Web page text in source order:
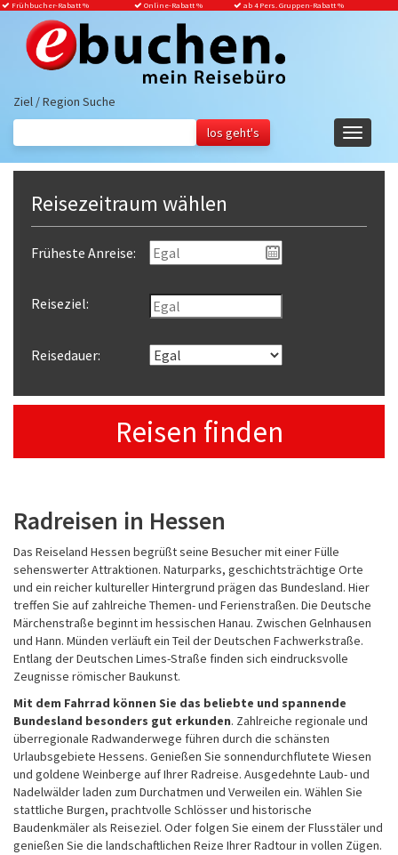
Frühbucher-Rabatt% Online-Rabatt % ab 4 Pers. Gruppen-Rabatt %
Ziel / Region Suche
Reisezeitraum wählen
Früheste Anreise:
Reiseziel:
Reisedauer:
Reisen finden
Radreisen in Hessen
Das Reiseland Hessen begrüßt seine Besucher mit einer Fülle
sehenswerter Attraktionen. Naturparks, geschichtsträchtige Orte
und ein reicher kultureller Hintergrund prägen das Bundesland. Hier
treffen Sie auf zahlreiche Themen- und Ferienstraßen. Die Deutsche
Märchenstraße beginnt im hessischen Hanau. Zwischen Gelnhausen
und Hann. Münden verläuft ein Teil der Deutschen Fachwerkstraße.
Entlang der Deutschen Limes-Straße finden sich eindrucksvolle
Zeugnisse römischer Baukunst.
Mit dem Fahrrad können Sie das beliebte und spannende
Bundesland besonders gut erkunden. Zahlreiche regionale und
überregionale Radwanderwege führen durch die schänsten
Urlaubsgebiete Hessens. Genießen Sie sonnendurchflutete Wiesen
und goldene Weinberge auf Ihrer Radreise. Ausgedehnte Laub- und
Nadelwälder laden zum Durchatmen und Verweilen ein. Wählen Sie
stattliche Burgen, prachtvolle Schlösser und historische
Baudenkmäler als Reiseziel. Oder folgen Sie einem der Flusstäler und
genießen Sie die landschaftlichen Reize Ihrer Radtour in vollen Zügen.